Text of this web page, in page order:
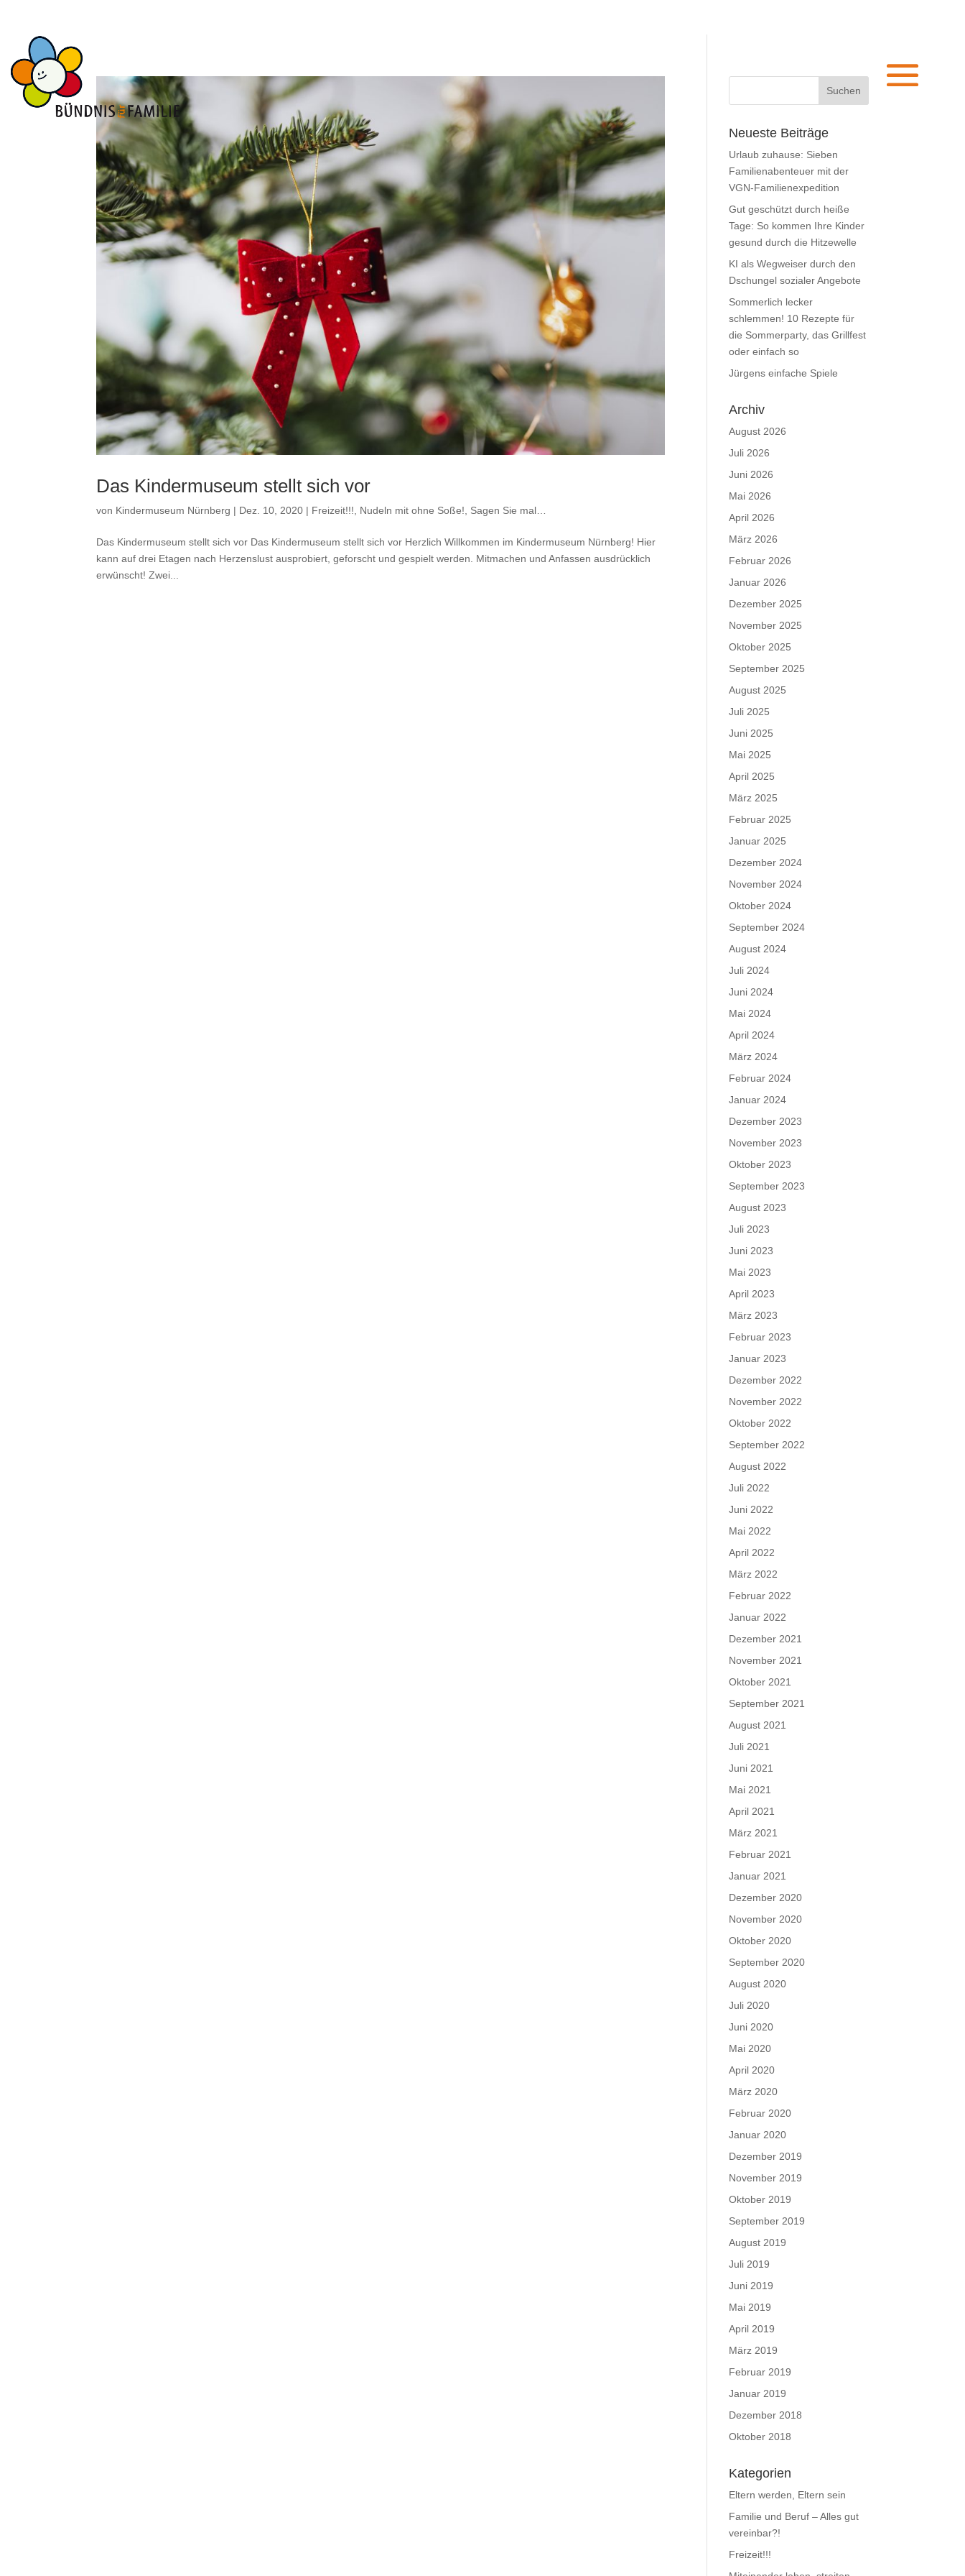
Das Kindermuseum stellt sich vor
von Kindermuseum Nürnberg | Dez. 10, 2020 | Freizeit!!!, Nudeln mit ohne Soße!, Sagen Sie mal…
Das Kindermuseum stellt sich vor Das Kindermuseum stellt sich vor Herzlich Willkommen im Kindermuseum Nürnberg! Hier
kann auf drei Etagen nach Herzenslust ausprobiert, geforscht und gespielt werden. Mitmachen und Anfassen ausdrücklich
erwünscht! Zwei...
Neueste Beiträge
Urlaub zuhause: Sieben
Familienabenteuer mit der
VGN-Familienexpedition
Gut geschützt durch heiße
Tage: So kommen Ihre Kinder
gesund durch die Hitzewelle
KI als Wegweiser durch den
Dschungel sozialer Angebote
Sommerlich lecker
schlemmen! 10 Rezepte für
die Sommerparty, das Grillfest
oder einfach so
Jürgens einfache Spiele
Archiv
August 2026
Juli 2026
Juni 2026
Mai 2026
April 2026
März 2026
Februar 2026
Januar 2026
Dezember 2025
November 2025
Oktober 2025
September 2025
August 2025
Juli 2025
Juni 2025
Mai 2025
April 2025
März 2025
Februar 2025
Januar 2025
Dezember 2024
November 2024
Oktober 2024
September 2024
August 2024
Juli 2024
Juni 2024
Mai 2024
April 2024
März 2024
Februar 2024
Januar 2024
Dezember 2023
November 2023
Oktober 2023
September 2023
August 2023
Juli 2023
Juni 2023
Mai 2023
April 2023
März 2023
Februar 2023
Januar 2023
Dezember 2022
November 2022
Oktober 2022
September 2022
August 2022
Juli 2022
Juni 2022
Mai 2022
April 2022
März 2022
Februar 2022
Januar 2022
Dezember 2021
November 2021
Oktober 2021
September 2021
August 2021
Juli 2021
Juni 2021
Mai 2021
April 2021
März 2021
Februar 2021
Januar 2021
Dezember 2020
November 2020
Oktober 2020
September 2020
August 2020
Juli 2020
Juni 2020
Mai 2020
April 2020
März 2020
Februar 2020
Januar 2020
Dezember 2019
November 2019
Oktober 2019
September 2019
August 2019
Juli 2019
Juni 2019
Mai 2019
April 2019
März 2019
Februar 2019
Januar 2019
Dezember 2018
Oktober 2018
Kategorien
Eltern werden, Eltern sein
Familie und Beruf – Alles gut
vereinbar?!
Freizeit!!!